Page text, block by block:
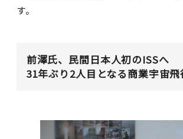
す。
前澤氏、民間日本人初のISSへ
31年ぶり2⼈⽬となる商業宇宙飛